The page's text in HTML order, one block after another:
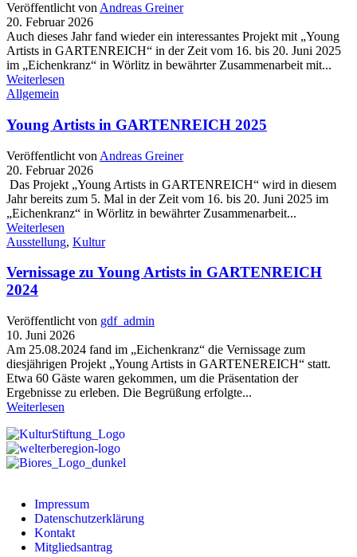
Veröffentlicht von Andreas Greiner
20. Februar 2026
Auch dieses Jahr fand wieder ein interessantes Projekt mit „Young
Artists in GARTENREICH“ in der Zeit vom 16. bis 20. Juni 2025
im „Eichenkranz“ in Wörlitz in bewährter Zusammenarbeit mit...
Weiterlesen
Allgemein
Young Artists in GARTENREICH 2025
Veröffentlicht von Andreas Greiner
20. Februar 2026
Das Projekt „Young Artists in GARTENREICH“ wird in diesem
Jahr bereits zum 5. Mal in der Zeit vom 16. bis 20. Juni 2025 im
„Eichenkranz“ in Wörlitz in bewährter Zusammenarbeit...
Weiterlesen
Ausstellung, Kultur
Vernissage zu Young Artists in GARTENREICH
2024
Veröffentlicht von gdf_admin
10. Juni 2026
Am 25.08.2024 fand im „Eichenkranz“ die Vernissage zum
diesjährigen Projekt „Young Artists in GARTENEREICH“ statt.
Etwa 60 Gäste waren gekommen, um die Präsentation der
Ergebnisse zu erleben. Die Begrüßung erfolgte...
Weiterlesen
Impressum
Datenschutzerklärung
Kontakt
Mitgliedsantrag